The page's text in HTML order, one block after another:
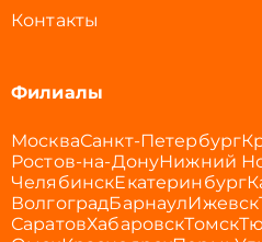
Контакты
Филиалы
МоскваСанкт-Петербург
Ростов-на-ДонуНижний
ЧелябинскЕкатеринбург
ВолгоградБарнаулИжевск
СаратовХабаровскТомск